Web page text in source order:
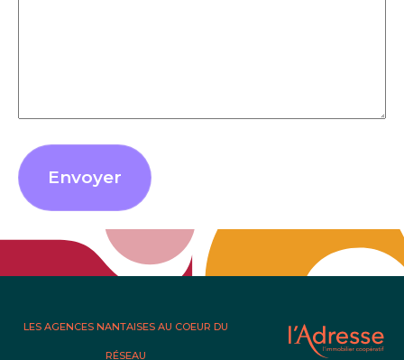
Envoyer
LES AGENCES NANTAISES AU COEUR DU
RÉSEAU